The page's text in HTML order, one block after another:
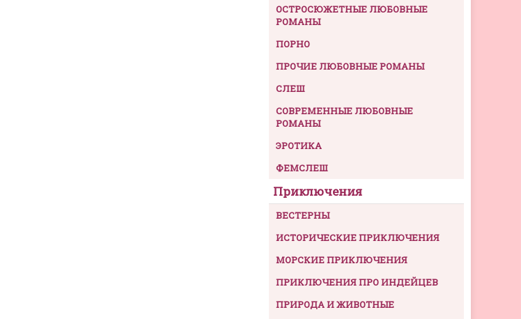
ОСТРОСЮЖЕТНЫЕ ЛЮБОВНЫЕ
РОМАНЫ
ПОРНО
ПРОЧИЕ ЛЮБОВНЫЕ РОМАНЫ
СЛЕШ
СОВРЕМЕННЫЕ ЛЮБОВНЫЕ
РОМАНЫ
ЭРОТИКА
ФЕМСЛЕШ
Приключения
ВЕСТЕРНЫ
ИСТОРИЧЕСКИЕ ПРИКЛЮЧЕНИЯ
МОРСКИЕ ПРИКЛЮЧЕНИЯ
ПРИКЛЮЧЕНИЯ ПРО ИНДЕЙЦЕВ
ПРИРОДА И ЖИВОТНЫЕ